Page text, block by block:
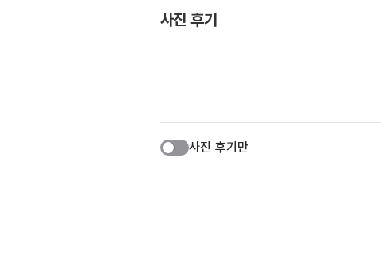
사진 후기
사진 후기만